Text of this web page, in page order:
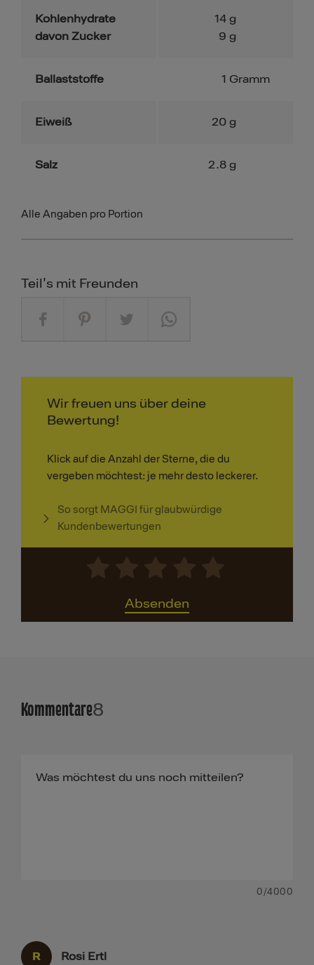
Kohlenhydrate
davon Zucker
14 g
9 g
Ballaststoffe 1 Gramm
Eiweiß 20 g
Salz 2.8 g
Alle Angaben pro Portion
Teil's mit Freunden
Wir freuen uns über deine
Bewertung!
Klick auf die Anzahl der Sterne, die du
vergeben möchtest: je mehr desto leckerer.
So sorgt MAGGI für glaubwürdige
Kundenbewertungen
Absenden
Kommentare8
0 /4000
R Rosi Ertl